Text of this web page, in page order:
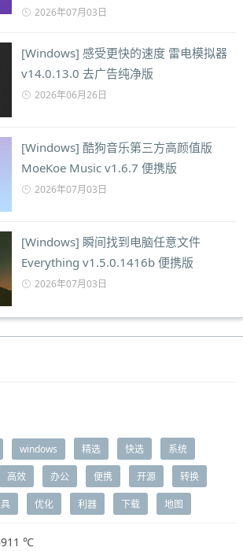
2026年07月03日
[Windows] 感受更快的速度 雷电模拟器
v14.0.13.0 去广告纯净版
2026年06月26日
[Windows] 酷狗音乐第三方高颜值版
MoeKoe Music v1.6.7 便携版
2026年07月03日
[Windows] 瞬间找到电脑任意文件
Everything v1.5.0.1416b 便携版
2026年07月03日
windows 精选 快选 系统
高效 办公 便携 开源 转换
优化 利器 下载 地图
℃